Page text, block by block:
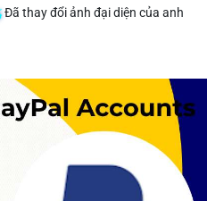
Đã thay đổi ảnh đại diện của anh